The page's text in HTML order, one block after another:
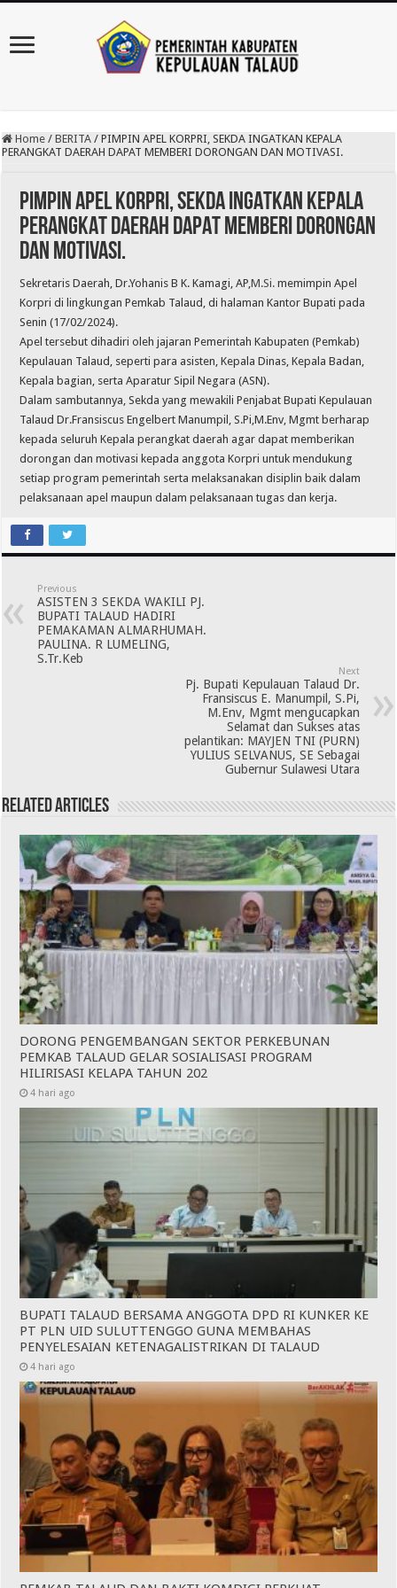
Home / BERITA / PIMPIN APEL KORPRI, SEKDA INGATKAN KEPALA
PERANGKAT DAERAH DAPAT MEMBERI DORONGAN DAN MOTIVASI.
PIMPIN APEL KORPRI, SEKDA INGATKAN KEPALA
PERANGKAT DAERAH DAPAT MEMBERI DORONGAN
DAN MOTIVASI.
Sekretaris Daerah, Dr.Yohanis B K. Kamagi, AP,M.Si. memimpin Apel
Korpri di lingkungan Pemkab Talaud, di halaman Kantor Bupati pada
Senin (17/02/2024).
Apel tersebut dihadiri oleh jajaran Pemerintah Kabupaten (Pemkab)
Kepulauan Talaud, seperti para asisten, Kepala Dinas, Kepala Badan,
Kepala bagian, serta Aparatur Sipil Negara (ASN).
Dalam sambutannya, Sekda yang mewakili Penjabat Bupati Kepulauan
Talaud Dr.Fransiscus Engelbert Manumpil, S.Pi,M.Env, Mgmt berharap
kepada seluruh Kepala perangkat daerah agar dapat memberikan
dorongan dan motivasi kepada anggota Korpri untuk mendukung
setiap program pemerintah serta melaksanakan disiplin baik dalam
pelaksanaan apel maupun dalam pelaksanaan tugas dan kerja.
Previous
ASISTEN 3 SEKDA WAKILI PJ.
BUPATI TALAUD HADIRI
PEMAKAMAN ALMARHUMAH.
PAULINA. R LUMELING,
S.Tr.Keb
Next
Pj. Bupati Kepulauan Talaud Dr.
Fransiscus E. Manumpil, S.Pi,
M.Env, Mgmt mengucapkan
Selamat dan Sukses atas
pelantikan: MAYJEN TNI (PURN)
YULIUS SELVANUS, SE Sebagai
Gubernur Sulawesi Utara
Related Articles
DORONG PENGEMBANGAN SEKTOR PERKEBUNAN
PEMKAB TALAUD GELAR SOSIALISASI PROGRAM
HILIRISASI KELAPA TAHUN 202
4 hari ago
BUPATI TALAUD BERSAMA ANGGOTA DPD RI KUNKER KE
PT PLN UID SULUTTENGGO GUNA MEMBAHAS
PENYELESAIAN KETENAGALISTRIKAN DI TALAUD
4 hari ago